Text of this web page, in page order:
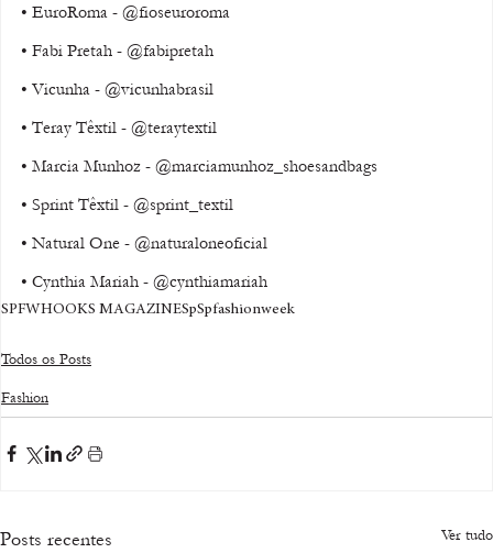
• EuroRoma - @fioseuroroma
• Fabi Pretah - @fabipretah
• Vicunha - @vicunhabrasil
• Teray Têxtil - @teraytextil
• Marcia Munhoz - @marciamunhoz_shoesandbags
• Sprint Têxtil - @sprint_textil
• Natural One - @naturaloneoficial
• Cynthia Mariah - @cynthiamariah
SPFWHOOKS MAGAZINESpSpfashionweek
Todos os Posts
Fashion
Posts recentes Ver tudo